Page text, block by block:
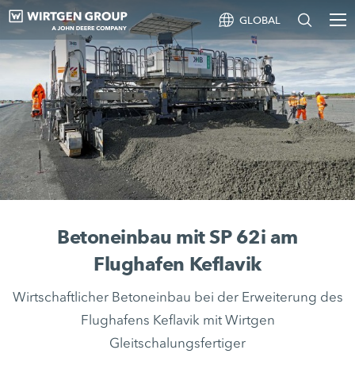
GLOBAL
Betoneinbau mit SP 62i am
Flughafen Keflavik
Wirtschaftlicher Betoneinbau bei der Erweiterung des
Flughafens Keflavik mit Wirtgen
Gleitschalungsfertiger